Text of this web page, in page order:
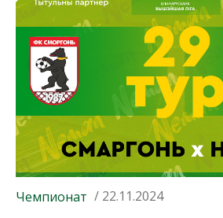
Чемпионат / 22.11.2024